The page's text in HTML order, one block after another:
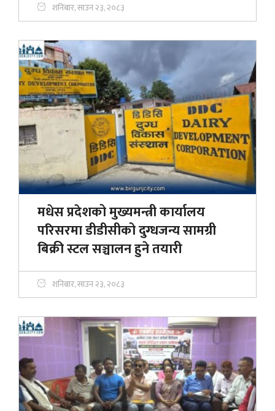
शनिबार, साउन २३, २०८३
मधेस प्रदेशको मुख्यमन्त्री कार्यालय
परिसरमा डीडीसीको दुग्धजन्य सामग्री
बिक्री स्टल सञ्चालन हुने तयारी
शनिबार, साउन २३, २०८३